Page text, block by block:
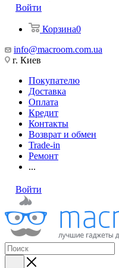
Войти
Корзина0
info@macroom.com.ua
г. Киев
Покупателю
Доставка
Оплата
Кредит
Контакты
Возврат и обмен
Trade-in
Ремонт
...
Войти